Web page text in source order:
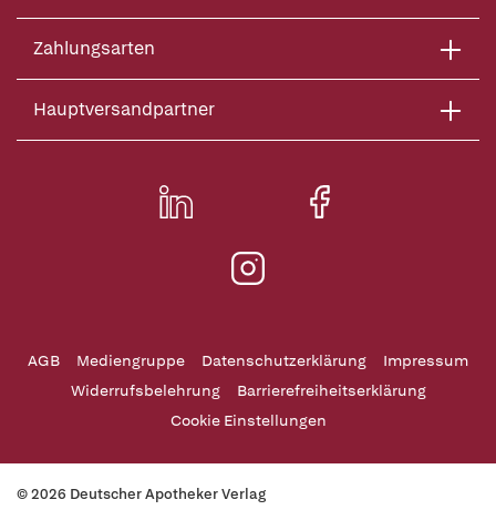
Zahlungsarten
Hauptversandpartner
AGB Mediengruppe Datenschutzerklärung
Impressum
Widerrufsbelehrung
Barrierefreiheitserklärung
Cookie Einstellungen
© 2026 Deutscher Apotheker Verlag